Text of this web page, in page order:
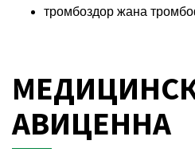
тромбоздор жана
АВИЦЕННА